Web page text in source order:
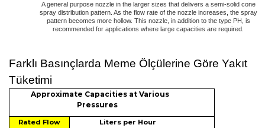
A general purpose nozzle in the larger sizes that delivers a semi-solid cone
spray distribution pattern. As the flow rate of the nozzle increases, the spray
pattern becomes more hollow. This nozzle, in addition to the type PH, is
recommended for applications where large capacities are required.
Farklı Basınçlarda Meme Ölçülerine Göre Yakıt
Tüketimi
Approximate Capacities at Various
Pressures
Rated Flow
Liters per Hour